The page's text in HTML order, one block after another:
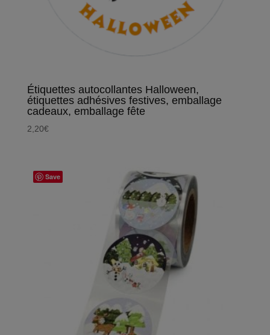
Étiquettes autocollantes Halloween,
étiquettes adhésives festives, emballage
cadeaux, emballage fête
2,20€
Save